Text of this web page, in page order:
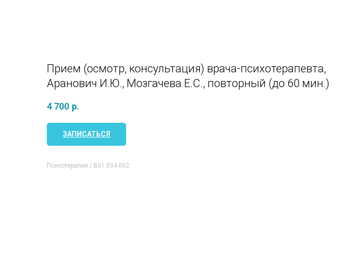
Прием (осмотр, консультация) врача-психотерапевта,
Аранович И.Ю., Мозгачева Е.С., повторный (до 60 мин.)
4 700 р.
ЗАПИСАТЬСЯ
Психотерапия / B01.034.002